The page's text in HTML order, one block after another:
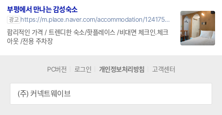
부평에서 만나는 감성숙소
광고 https://m.place.naver.com/accommodation/1241756385
합리적인 가격 / 트렌디한 숙소/핫플레이스 /비대면 체크인.체크
아웃 /전용 주차장
PC버전 로그인 개인정보처리방침 고객센터
(주) 커넥트웨이브